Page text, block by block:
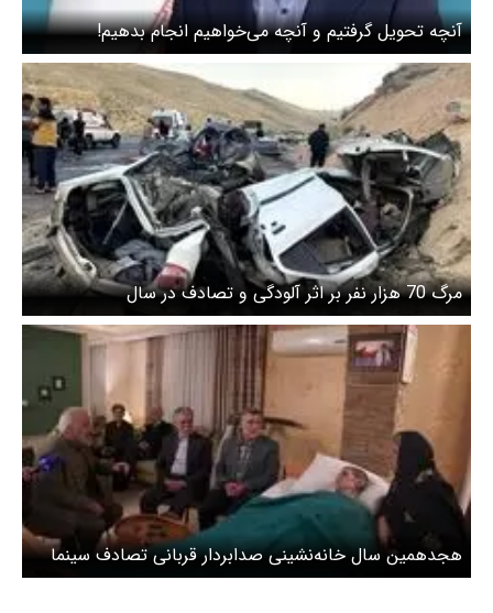
آنچه تحویل گرفتیم و آنچه می‌خواهیم انجام بدهیم!
مرگ 70 هزار نفر بر اثر آلودگی و تصادف در سال
هجدهمین سال خانه‌نشینی صدابردار قربانی تصادف سینما